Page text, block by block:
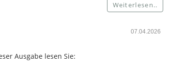
Weiterlesen..
07.04.2026
Ausgabe lesen Sie: